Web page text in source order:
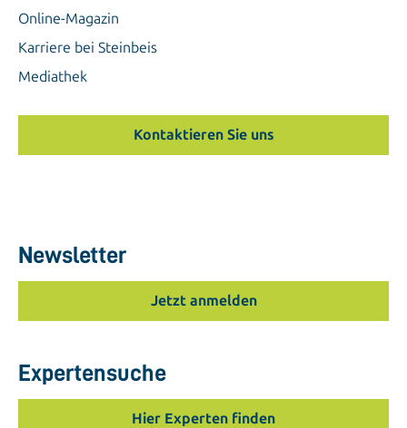
Online-Magazin
Karriere bei Steinbeis
Mediathek
Kontaktieren Sie uns
Newsletter
Jetzt anmelden
Expertensuche
Hier Experten finden